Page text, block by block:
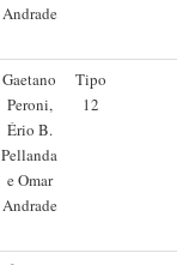
Andrade
Gaetano
Peroni,
Ério B.
Pellanda
e Omar
Andrade
Tipo
12